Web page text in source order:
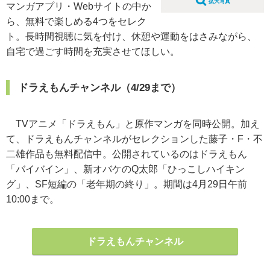
マンガアプリ・Webサイトの中か
ら、無料で楽しめる4つをセレク
ト。長時間視聴に気を付け、休憩や運動をはさみながら、
自宅で過ごす時間を充実させてほしい。
ドラえもんチャンネル（4/29まで）
TVアニメ「ドラえもん」と原作マンガを同時公開。加え
て、ドラえもんチャンネルがセレクションした藤子・F・不
二雄作品も無料配信中。公開されているのはドラえもん
「バイバイン」、新オバケのQ太郎「ひっこしハイキン
グ」、SF短編の「老年期の終り」。期間は4月29日午前
10:00まで。
ドラえもんチャンネル